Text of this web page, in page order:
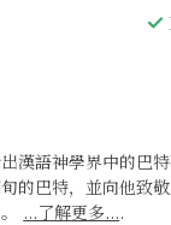
漢語神學界中的巴
的巴特，並向他致
...了解更多....